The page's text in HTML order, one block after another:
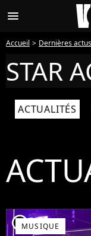
menu
Accueil Dernières actus
STAR
ACTUALITÉS
player2MUSIQUE